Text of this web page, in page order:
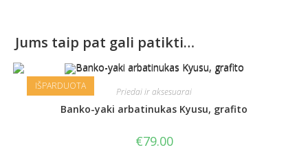
Jums taip pat gali patikti…
IŠPARDUOTA Priedai ir aksesuarai
Banko-yaki arbatinukas Kyusu, grafito
€79.00